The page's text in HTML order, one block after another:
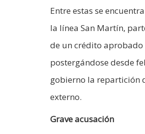
Entre estas se
la línea San Martín,
de un crédito
postergándose desde
gobierno la repartición
externo.
Grave acusación